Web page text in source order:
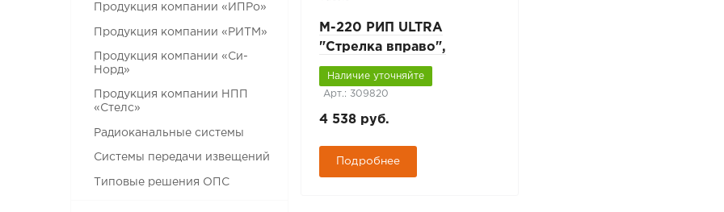
Продукция компании «ИПРо»
Продукция компании «РИТМ»
Продукция компании «Си-
Норд»
Продукция компании НПП
«Стелс»
Радиоканальные системы
Системы передачи извещений
Типовые решения ОПС
М-220 РИП ULTRA
"Стрелка вправо",
универсальное
крепление
Наличие уточняйте
Арт.: 309820
4 538 руб.
Подробнее